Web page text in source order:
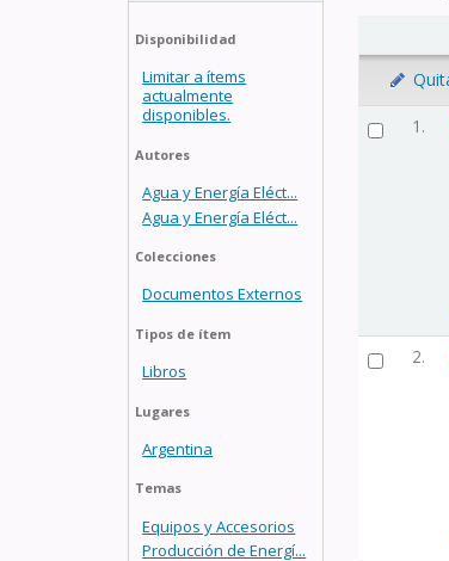
Disponibilidad
Limitar a ítems
actualmente
disponibles.
Autores
Agua y Energía Eléct...
Agua y Energía Eléct...
Colecciones
Documentos Externos
Tipos de ítem
Libros
Lugares
Argentina
Temas
Equipos y Accesorios
Producción de Energí...
1.
2.